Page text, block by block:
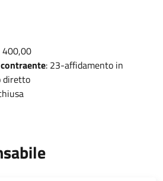
400,00
: 23-affidamento in
diretto